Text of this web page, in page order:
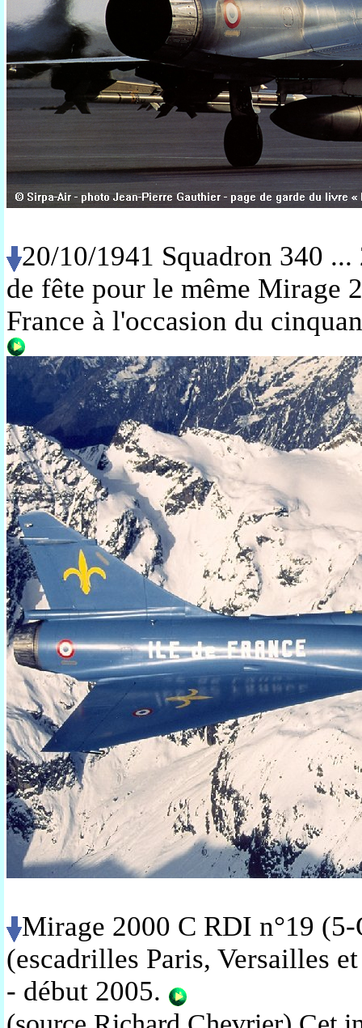
20/10/1941 Squadron 340
de fête pour le même Mirage
France à l'occasion du
Mirage 2000 C RDI n°19
(escadrilles Paris, Versailles et
- début 2005.